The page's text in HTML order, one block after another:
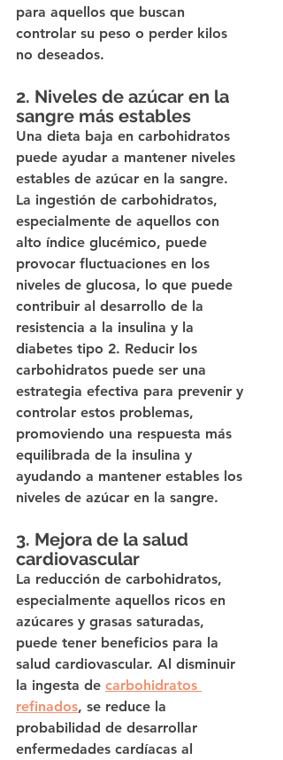
para aquellos que buscan
controlar su peso o perder kilos
no deseados.
2. Niveles de azúcar en la
sangre más estables
Una dieta baja en carbohidratos
puede ayudar a mantener niveles
estables de azúcar en la sangre.
La ingestión de carbohidratos,
especialmente de aquellos con
alto índice glucémico, puede
provocar fluctuaciones en los
niveles de glucosa, lo que puede
contribuir al desarrollo de la
resistencia a la insulina y la
diabetes tipo 2. Reducir los
carbohidratos puede ser una
estrategia efectiva para prevenir y
controlar estos problemas,
promoviendo una respuesta más
equilibrada de la insulina y
ayudando a mantener estables los
niveles de azúcar en la sangre.
3. Mejora de la salud
cardiovascular
La reducción de carbohidratos,
especialmente aquellos ricos en
azúcares y grasas saturadas,
puede tener beneficios para la
salud cardiovascular. Al disminuir
la ingesta de carbohidratos
refinados, se reduce la
probabilidad de desarrollar
enfermedades cardíacas al